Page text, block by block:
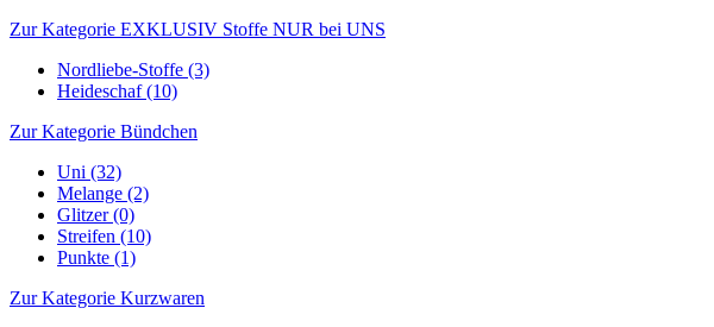
Zur Kategorie EXKLUSIV Stoffe NUR bei UNS
Nordliebe-Stoffe (3)
Heideschaf (10)
Zur Kategorie Bündchen
Uni (32)
Melange (2)
Glitzer (0)
Streifen (10)
Punkte (1)
Zur Kategorie Kurzwaren